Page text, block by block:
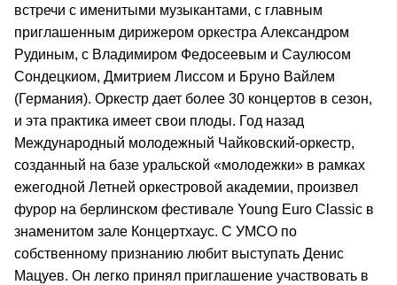
встречи с именитыми музыкантами, с главным
приглашенным дирижером оркестра Александром
Рудиным, с Владимиром Федосеевым и Саулюсом
Сондецкиом, Дмитрием Лиссом и Бруно Вайлем
(Германия). Оркестр дает более 30 концертов в сезон,
и эта практика имеет свои плоды. Год назад
Международный молодежный Чайковский-оркестр,
созданный на базе уральской «молодежки» в рамках
ежегодной Летней оркестровой академии, произвел
фурор на берлинском фестивале Young Euro Classic в
знаменитом зале Концертхаус. С УМСО по
собственному признанию любит выступать Денис
Мацуев. Он легко принял приглашение участвовать в